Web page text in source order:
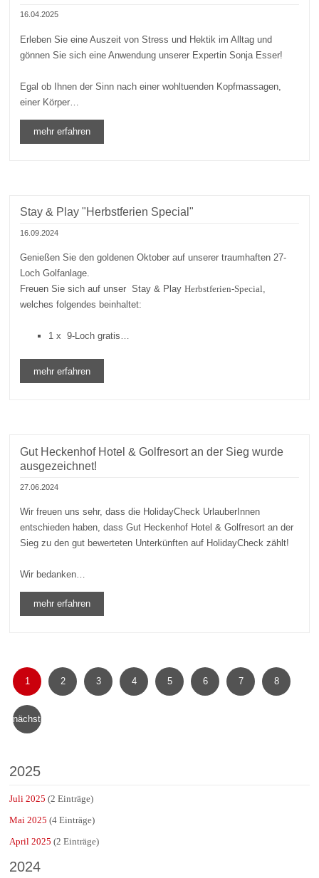
16.04.2025
Erleben Sie eine Auszeit von Stress und Hektik im Alltag und
gönnen Sie sich eine Anwendung unserer Expertin Sonja Esser!
Egal ob Ihnen der Sinn nach einer wohltuenden Kopfmassagen,
einer Körper…
mehr erfahren
Stay & Play "Herbstferien Special"
16.09.2024
Genießen Sie den goldenen Oktober auf unserer traumhaften 27-
Loch Golfanlage.
Freuen Sie sich auf unser Stay & Play Herbstferien-Special,
welches folgendes beinhaltet:
1 x 9-Loch gratis…
mehr erfahren
Gut Heckenhof Hotel & Golfresort an der Sieg wurde
ausgezeichnet!
27.06.2024
Wir freuen uns sehr, dass die HolidayCheck UrlauberInnen
entschieden haben, dass Gut Heckenhof Hotel & Golfresort an der
Sieg zu den gut bewerteten Unterkünften auf HolidayCheck zählt!
Wir bedanken…
mehr erfahren
1 2 3 4 5 6 7 8
nächste
2025
Juli 2025 (2 Einträge)
Mai 2025 (4 Einträge)
April 2025 (2 Einträge)
2024